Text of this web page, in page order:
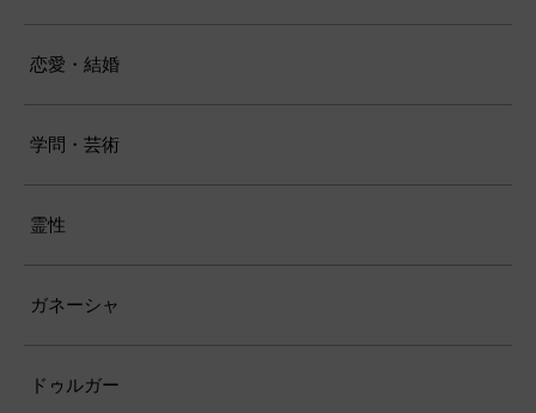
恋愛・結婚
学問・芸術
霊性
ガネーシャ
ドゥルガー